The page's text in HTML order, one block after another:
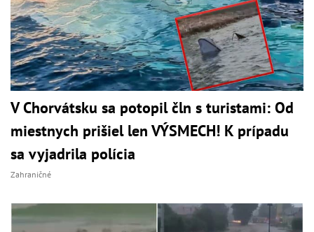
V Chorvátsku sa potopil čln s turistami: Od
miestnych prišiel len VÝSMECH! K prípadu
sa vyjadrila polícia
Zahraničné